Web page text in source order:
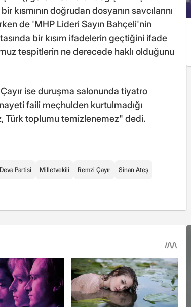
kısmının doğrudan dosyanın savcılarını
de 'MHP Lideri Sayın Bahçeli'nin
bir kısım ifadelerin geçtiğini ifade
tespitlerin ne derecede haklı olduğunu
ise duruşma salonunda tiyatro
faili meçhulden kurtulmadığı
Türk toplumu temizlenemez" dedi.
Deva Partisi Milletvekili Remzi Çayır Sinan Ateş